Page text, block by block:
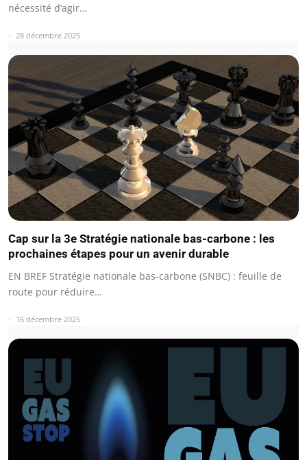
nécessité d’agir…
28 décembre 2025
Cap sur la 3e Stratégie nationale bas-carbone : les
prochaines étapes pour un avenir durable
EN BREF Stratégie nationale bas-carbone (SNBC) : feuille de
route pour réduire…
16 décembre 2025